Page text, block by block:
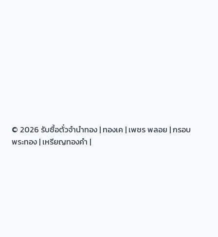
© 2026 รับซื้อตั๋วจำนำทอง | ทองเค | เพชร พลอย | กรอบ
พระทอง | เหรียญทองคำ |